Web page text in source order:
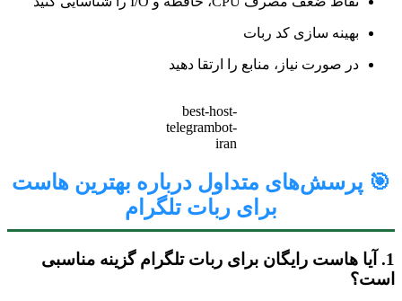
بهینه سازی کد ربات
در صورت نیاز، منابع را ارتقا دهید
best-host-
telegrambot-
iran
🎯 پرسش‌های متداول درباره بهترین هاست
برای ربات تلگرام
1. آیا هاست رایگان برای ربات تلگرام گزینه مناسبی
است؟